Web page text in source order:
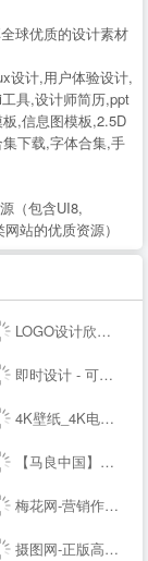
球优质的设计素材
设计,用户体验设计,
具,设计师简历,ppt
,信息图模板,2.5D
下载,字体合集,手
（包含UI8,
站的优质资源）
LOGO设计欣赏_国外标志设计欣赏 - LOGO圈
即时设计 - 可实时协作的专业 UI 设计工具
4K壁纸_4K电脑壁纸_4K高清壁纸下载_4K,5K,6K,7K,8K壁纸图片素材_彼岸图网
【马良中国】免费3Dmax视频教程_3D室内设计_室外建筑_动画漫游设计学习视频-马良中国maliang.com
梅花网-营销作品宝库
摄图网-正版高清图片免费下载_商用设计素材图库